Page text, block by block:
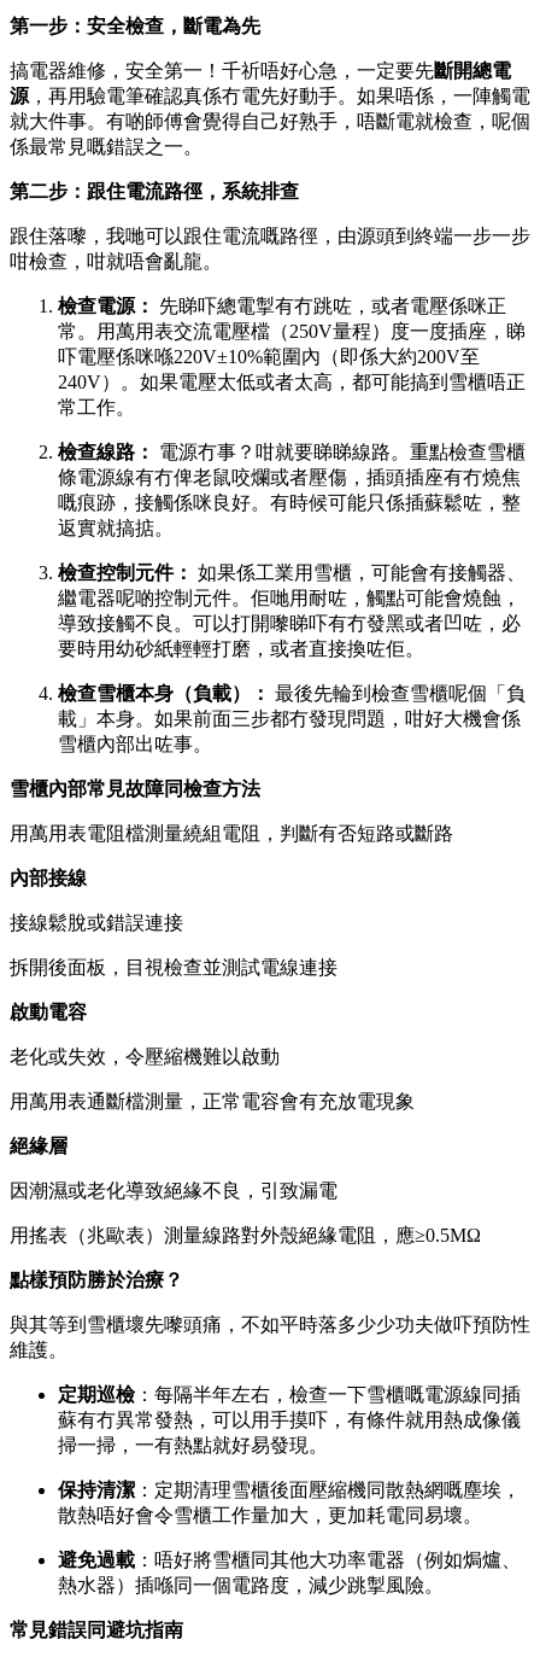
第一步：安全檢查，斷電為先
搞電器維修，安全第一！千祈唔好心急，一定要先斷開總電
源 ，再用驗電筆確認真係冇電先好動手。如果唔係，一陣觸電
就大件事。有啲師傅會覺得自己好熟手，唔斷電就檢查，呢個
係最常見嘅錯誤之一。
第二步：跟住電流路徑，系統排查
跟住落嚟，我哋可以跟住電流嘅路徑，由源頭到終端一步一步
咁檢查，咁就唔會亂龍。
檢查電源：
​ 先睇吓總電掣有冇跳咗，或者電壓係咪正
常。用萬用表交流電壓檔（250V量程）度一度插座，睇
吓電壓係咪喺220V±10%範圍內（即係大約200V至
240V）。如果電壓太低或者太高，都可能搞到雪櫃唔正
常工作。
檢查線路：
​ 電源冇事？咁就要睇睇線路。重點檢查雪櫃
條電源線有冇俾老鼠咬爛或者壓傷，插頭插座有冇燒焦
嘅痕跡，接觸係咪良好。有時候可能只係插蘇鬆咗，整
返實就搞掂。
檢查控制元件️： ​ 如果係工業用雪櫃，可能會有接觸器、
繼電器呢啲控制元件。佢哋用耐咗，觸點可能會燒蝕，
導致接觸不良。可以打開嚟睇吓有冇發黑或者凹咗，必
要時用幼砂紙輕輕打磨，或者直接換咗佢。
檢查雪櫃本身（負載）： ​ 最後先輪到檢查雪櫃呢個「負
載」本身。如果前面三步都冇發現問題，咁好大機會係
雪櫃內部出咗事。
雪櫃內部常見故障同檢查方法
用萬用表電阻檔測量繞組電阻，判斷有否短路或斷路
內部接線
接線鬆脫或錯誤連接
拆開後面板，目視檢查並測試電線連接
啟動電容
老化或失效，令壓縮機難以啟動
用萬用表通斷檔測量，正常電容會有充放電現象
絕緣層
因潮濕或老化導致絕緣不良，引致漏電
用搖表（兆歐表）測量線路對外殼絕緣電阻，應≥0.5MΩ
點樣預防勝於治療？
與其等到雪櫃壞先嚟頭痛，不如平時落多少少功夫做吓預防性
維護。
定期巡檢：每隔半年左右，檢查一下雪櫃嘅電源線同插
蘇有冇異常發熱，可以用手摸吓，有條件就用熱成像儀
掃一掃，一有熱點就好易發現。
保持清潔 ：定期清理雪櫃後面壓縮機同散熱網嘅塵埃，
散熱唔好會令雪櫃工作量加大，更加耗電同易壞。
避免過載 ：唔好將雪櫃同其他大功率電器（例如焗爐、
熱水器）插喺同一個電路度，減少跳掣風險。
常見錯誤同避坑指南